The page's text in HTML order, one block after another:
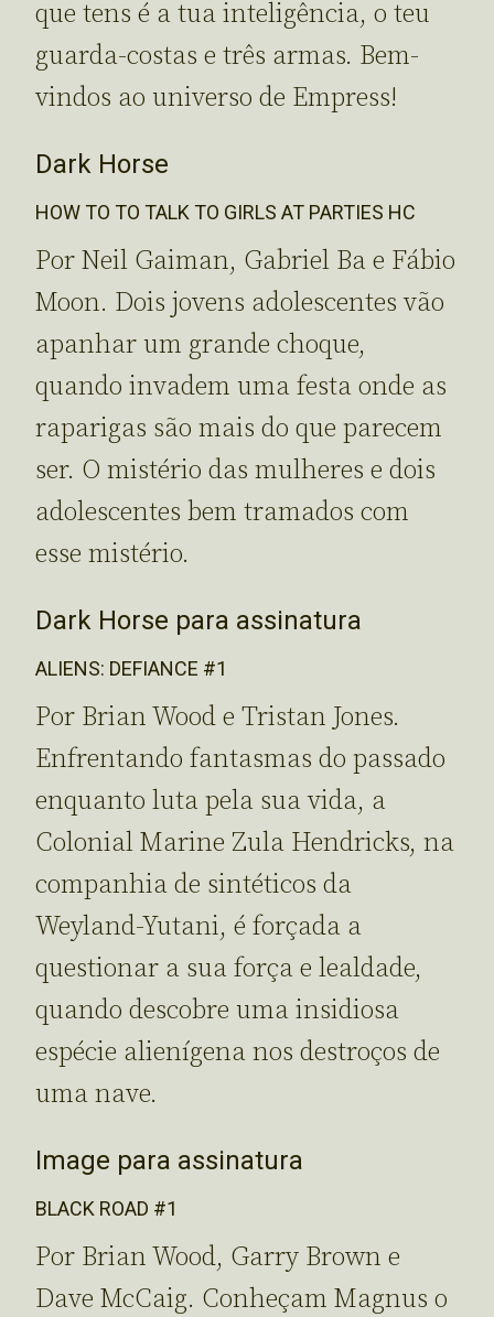
que tens é a tua inteligência, o teu
guarda-costas e três armas. Bem-
vindos ao universo de Empress!
Dark Horse
HOW TO TO TALK TO GIRLS AT PARTIES HC
Por Neil Gaiman, Gabriel Ba e Fábio
Moon. Dois jovens adolescentes vão
apanhar um grande choque,
quando invadem uma festa onde as
raparigas são mais do que parecem
ser. O mistério das mulheres e dois
adolescentes bem tramados com
esse mistério.
Dark Horse para assinatura
ALIENS: DEFIANCE #1
Por Brian Wood e Tristan Jones.
Enfrentando fantasmas do passado
enquanto luta pela sua vida, a
Colonial Marine Zula Hendricks, na
companhia de sintéticos da
Weyland-Yutani, é forçada a
questionar a sua força e lealdade,
quando descobre uma insidiosa
espécie alienígena nos destroços de
uma nave.
Image para assinatura
BLACK ROAD #1
Por Brian Wood, Garry Brown e
Dave McCaig. Conheçam Magnus o